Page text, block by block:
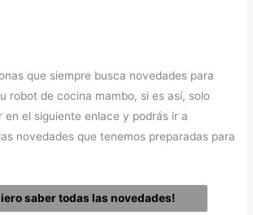
que siempre busca novedades para
robot de cocina mambo, si es así, solo
en el siguiente enlace y podrás ir a
novedades que tenemos preparadas para
saber todas las novedades!